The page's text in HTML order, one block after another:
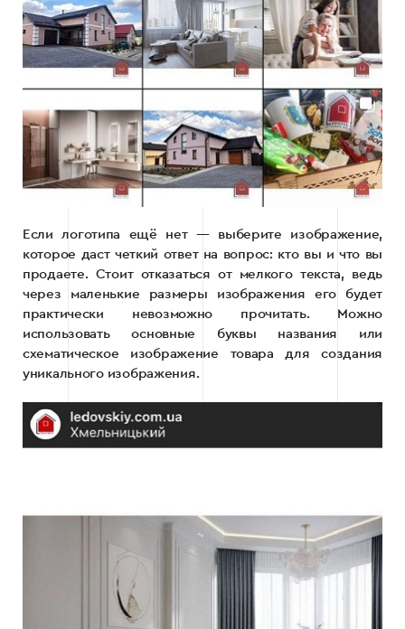
Если логотипа ещё нет — выберите изображение,
которое даст четкий ответ на вопрос: кто вы и что вы
продаете. Стоит отказаться от мелкого текста, ведь
через маленькие размеры изображения его будет
практически невозможно прочитать. Можно
использовать основные буквы названия или
схематическое изображение товара для создания
уникального изображения.